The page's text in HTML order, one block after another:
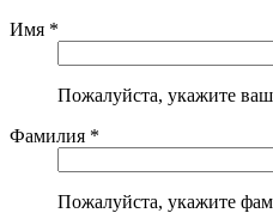
Имя *
Пожалуйста, укажите
Фамилия *
Пожалуйста, укажите